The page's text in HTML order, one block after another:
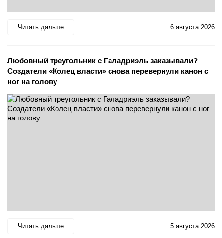
Читать дальше 6 августа 2026
Любовный треугольник с Галадриэль заказывали?
Создатели «Колец власти» снова перевернули канон с
ног на голову
Читать дальше 5 августа 2026